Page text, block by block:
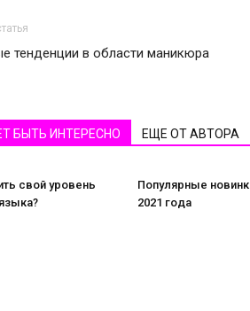
тенденции в области маникюра
БЫТЬ ИНТЕРЕСНО ЕЩЕ ОТ АВТОРА
свой уровень
Популярные
2021 года